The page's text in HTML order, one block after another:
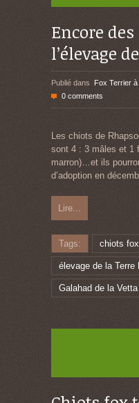
Encore
l’élevage
Publié dans Fox Terrier à
0 comments
Les chiots de
sont 4 : 3 mâles et 1
marron)…et ils
d’adoption en
Lire...
Tags: chiots
élevage de la Terre
Galahad de la Vetta